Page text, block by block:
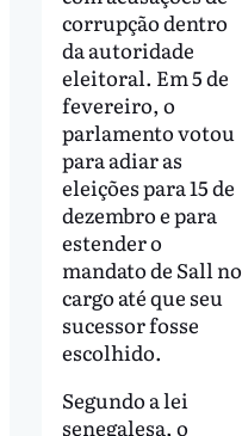
corrupção dentro
da autoridade
eleitoral. Em 5 de
fevereiro, o
parlamento votou
para adiar as
eleições para 15 de
dezembro e para
estender o
mandato de Sall no
cargo até que seu
sucessor fosse
escolhido.
Segundo a lei
senegalesa, o